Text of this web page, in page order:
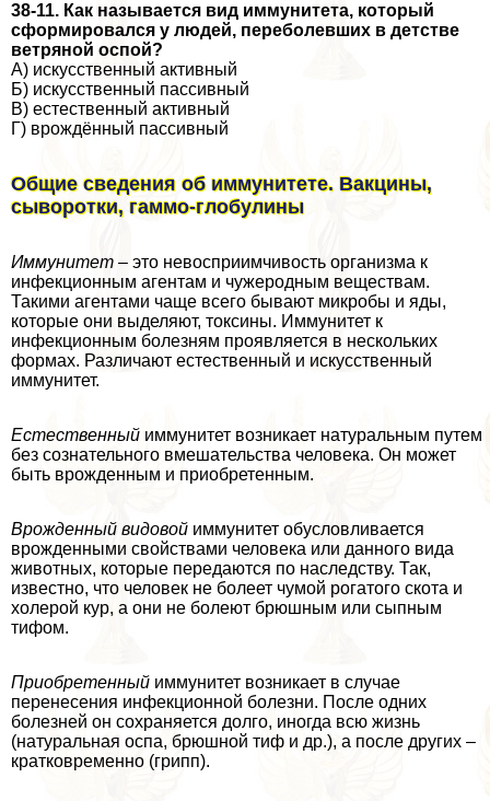
38-11. Как называется вид иммунитета, который
сформировался у людей, переболевших в детстве
ветряной оспой?
А) искусственный активный
Б) искусственный пассивный
В) естественный активный
Г) врождённый пассивный
Общие сведения об иммунитете. Вакцины,
сыворотки, гаммо-глобулины
Иммунитет – это невосприимчивость организма к
инфекционным агентам и чужеродным веществам.
Такими агентами чаще всего бывают микробы и яды,
которые они выделяют, токсины. Иммунитет к
инфекционным болезням проявляется в нескольких
формах. Различают естественный и искусственный
иммунитет.
Естественный иммунитет возникает натуральным путем
без сознательного вмешательства человека. Он может
быть врожденным и приобретенным.
Врожденный видовой иммунитет обусловливается
врожденными свойствами человека или данного вида
животных, которые передаются по наследству. Так,
известно, что человек не болеет чумой рогатого скота и
холерой кур, а они не болеют брюшным или сыпным
тифом.
Приобретенный иммунитет возникает в случае
перенесения инфекционной болезни. После одних
болезней он сохраняется долго, иногда всю жизнь
(натуральная оспа, брюшной тиф и др.), а после других –
кратковременно (грипп).